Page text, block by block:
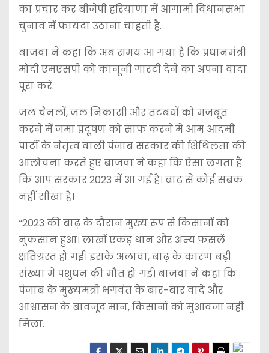
का प्रचार कर बीजेपी हरियाणा में आगामी विधानसभा
चुनाव में फायदा उठाना चाहती है.
बाजवा ने कहा कि अब समय आ गया है कि प्रधानमंत्री
मोदी एमएसपी को कानूनी गारंटी देने का अपना वादा
पूरा करें.
जल चैनलों, जल निकासी और तटबंधों को मजबूत
करने में जमा प्रदूषण को साफ करने में आम आदमी
पार्टी के नेतृत्व वाली पंजाब सरकार की शिथिलता की
आलोचना करते हुए बाजवा ने कहा कि ऐसा लगता है
कि आप सरकार 2023 में आ गई है। बाढ़ से कोई सबक
नहीं सीखा है।
“2023 की बाढ़ के दौरान मुख्य रूप से किसानों को
नुकसान हुआ। लाखों एकड़ धान और अन्य फसलें
क्षतिग्रस्त हो गईं। इसके अलावा, बाढ़ के कारण बड़ी
संख्या में पशुधन की मौत हो गई। बाजवा ने कहा कि
पंजाब के मुख्यमंत्री भगवंत के बार-बार वादे और
आश्वासन के बावजूद मान, किसानों को मुआवजा नहीं
मिला.